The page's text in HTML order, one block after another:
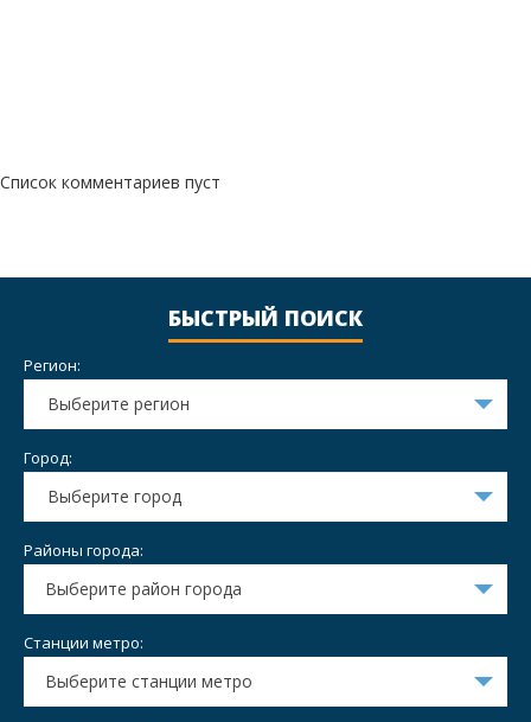
Список комментариев пуст
БЫСТРЫЙ ПОИСК
Регион:
Выберите регион
Город:
Выберите город
Районы города:
Выберите район города
Станции метро:
Выберите станции метро